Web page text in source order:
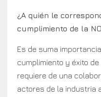
¿A quién le
cumplimiento de la
Es de suma
cumplimiento y éxito de
requiere de una
actores de la industria